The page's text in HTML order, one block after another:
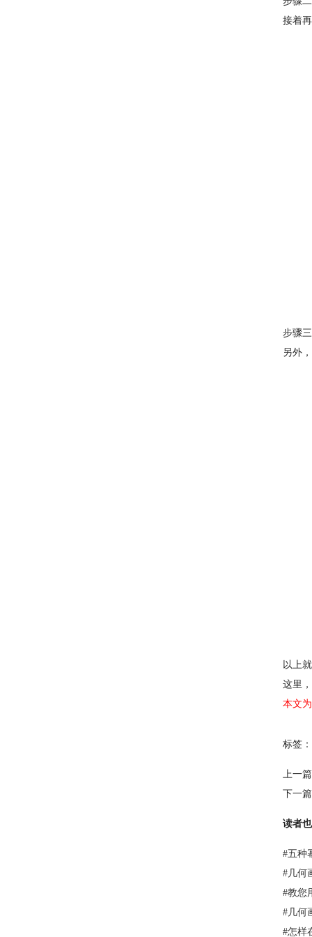
接着
步骤
另外
以上
这里
本文
标签：
上一
下一
读者
#五种
# 几何
#教您
# 几何
#怎样